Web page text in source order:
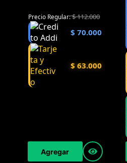
Precio Regular:$112.000
$ 70.000
$ 63.000
Agregar